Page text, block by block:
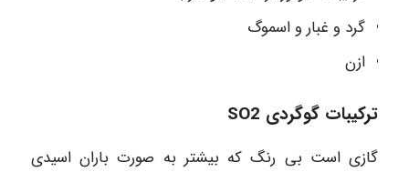
گرد و غبار و اسموگ
ازن
ترکیبات گوگردی SO2
گازی است بی رنگ که بیشتر به صورت باران اسیدی